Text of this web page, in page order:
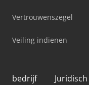
Vertrouwenszegel
Veiling indienen
bedrijf Juridisch